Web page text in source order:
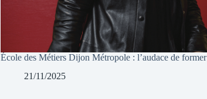
École des Métiers Dijon Métropole : l’audace de former
21/11/2025